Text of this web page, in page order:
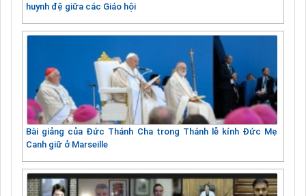
huynh đệ giữa các Giáo hội
Bài giảng của Đức Thánh Cha trong Thánh lễ kính Đức Mẹ
Canh giữ ở Marseille